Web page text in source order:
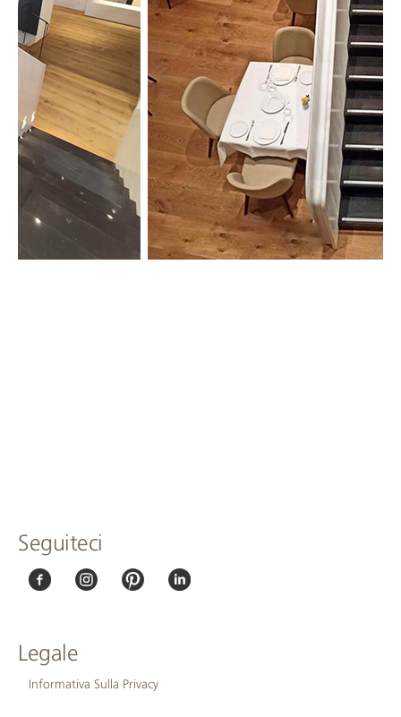
Seguiteci
Legale
Informativa Sulla Privacy